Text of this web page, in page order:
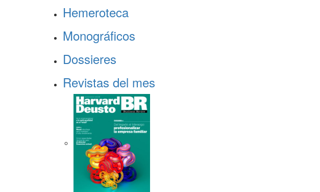
Hemeroteca
Monográficos
Dossieres
Revistas del mes